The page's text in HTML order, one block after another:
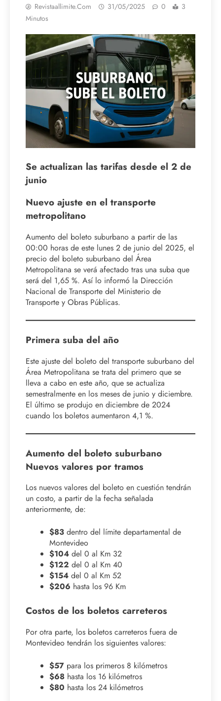
Revistaallimite.com 31/05/2025 0
3
Minutos
Se actualizan las tarifas desde el 2 de
junio
Nuevo ajuste en el transporte
metropolitano
Aumento del boleto suburbano a partir de las
00:00 horas de este lunes 2 de junio del 2025, el
precio del boleto suburbano del Área
Metropolitana se verá afectado tras una suba que
será del 1,65 %. Así lo informó la Dirección
Nacional de Transporte del Ministerio de
Transporte y Obras Públicas.
Primera suba del año
Este ajuste del boleto del transporte suburbano del
Área Metropolitana se trata del primero que se
lleva a cabo en este año, que se actualiza
semestralmente en los meses de junio y diciembre.
El último se produjo en diciembre de 2024
cuando los boletos aumentaron 4,1 %.
Aumento del boleto suburbano
Nuevos valores por tramos
Los nuevos valores del boleto en cuestión tendrán
un costo, a partir de la fecha señalada
anteriormente, de:
$83 dentro del límite departamental de
Montevideo
$104 del 0 al Km 32
$122 del 0 al Km 40
$154 del 0 al Km 52
$206 hasta los 96 Km
Costos de los boletos carreteros
Por otra parte, los boletos carreteros fuera de
Montevideo tendrán los siguientes valores:
$57 para los primeros 8 kilómetros
$68 hasta los 16 kilómetros
$80 hasta los 24 kilómetros